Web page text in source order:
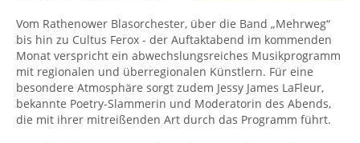
Vom Rathenower Blasorchester, über die Band „Mehrweg“
bis hin zu Cultus Ferox - der Auftaktabend im kommenden
Monat verspricht ein abwechslungsreiches Musikprogramm
mit regionalen und überregionalen Künstlern. Für eine
besondere Atmosphäre sorgt zudem Jessy James LaFleur,
bekannte Poetry-Slammerin und Moderatorin des Abends,
die mit ihrer mitreißenden Art durch das Programm führt.